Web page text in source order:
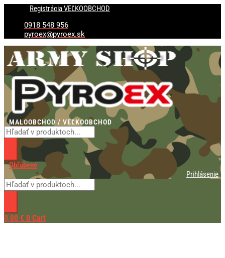
PreskočiťRegistrácia VEĽKOOBCHOD
0918 548 956
pyroex@pyroex.sk
MALOOBCHOD / VEĽKOOBCHOD
Products
Obľúbené
Prihlásenie
Products
0,00 € 0 Cart
množstvo
Čelovka
BL6919B
xBalog
Dual